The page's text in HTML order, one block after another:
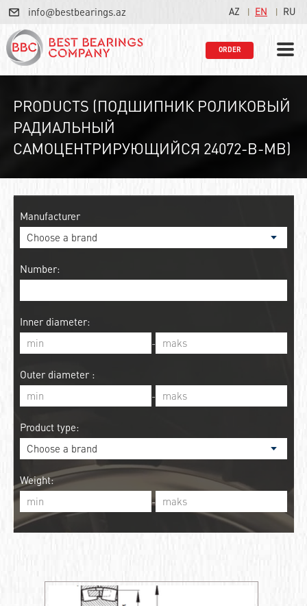
info@bestbearings.az AZ EN RU
ORDER
PRODUCTS (ПОДШИПНИК РОЛИКОВЫЙ
РАДИАЛЬНЫЙ
САМОЦЕНТРИРУЮЩИЙСЯ 24072-B-MB)
Manufacturer
Number:
Inner diameter:
-
Outer diameter :
-
Product type:
Weight:
-